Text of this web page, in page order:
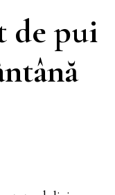
de pui